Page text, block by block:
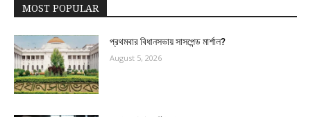
MOST POPULAR
প্রথমবার বিধানসভায় সাসপেন্ড মার্শাল?
August 5, 2026